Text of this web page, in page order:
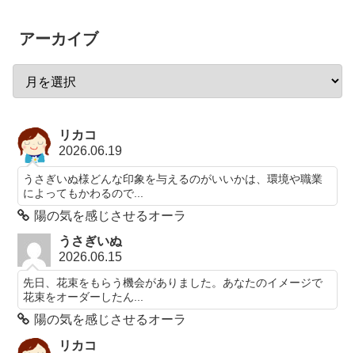
アーカイブ
リカコ
2026.06.19
うさぎいぬ様どんな印象を与えるのがいいかは、環境や職業
によってもかわるので...
陽の気を感じさせるオーラ
うさぎいぬ
2026.06.15
先日、花束をもらう機会がありました。あなたのイメージで
花束をオーダーしたん...
陽の気を感じさせるオーラ
リカコ